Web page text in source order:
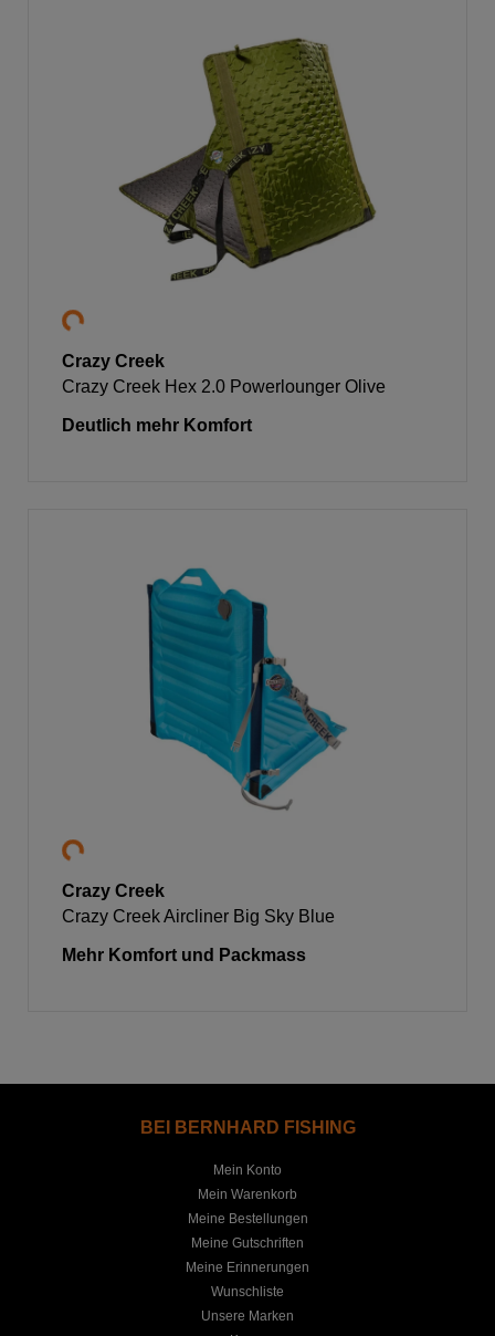
Crazy Creek
Crazy Creek Hex 2.0 Powerlounger Olive
Deutlich mehr Komfort
Crazy Creek
Crazy Creek Aircliner Big Sky Blue
Mehr Komfort und Packmass
BEI BERNHARD FISHING
Mein Konto
Mein Warenkorb
Meine Bestellungen
Meine Gutschriften
Meine Erinnerungen
Wunschliste
Unsere Marken